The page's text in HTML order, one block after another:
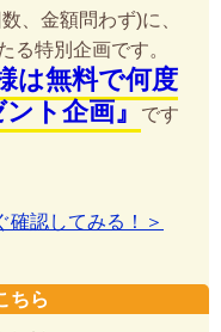
、金額問わず)に、
る特別企画です。
は無料で何度
ト企画』
です
確認してみる！＞
ちら